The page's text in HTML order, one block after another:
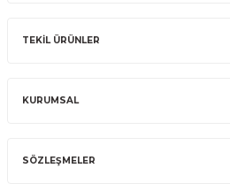
TEKİL ÜRÜNLER
KURUMSAL
SÖZLEŞMELER